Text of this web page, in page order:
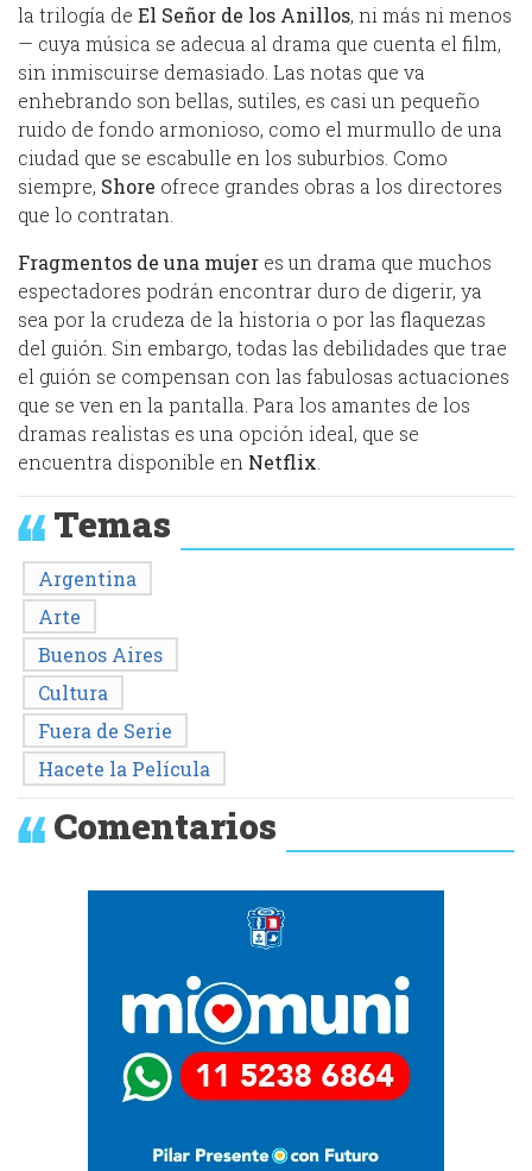
la trilogía de El Señor de los Anillos, ni más ni menos
— cuya música se adecua al drama que cuenta el film,
sin inmiscuirse demasiado. Las notas que va
enhebrando son bellas, sutiles, es casi un pequeño
ruido de fondo armonioso, como el murmullo de una
ciudad que se escabulle en los suburbios. Como
siempre, Shore ofrece grandes obras a los directores
que lo contratan.
Fragmentos de una mujer es un drama que muchos
espectadores podrán encontrar duro de digerir, ya
sea por la crudeza de la historia o por las flaquezas
del guión. Sin embargo, todas las debilidades que trae
el guión se compensan con las fabulosas actuaciones
que se ven en la pantalla. Para los amantes de los
dramas realistas es una opción ideal, que se
encuentra disponible en Netflix
Temas
Argentina
Arte
Buenos Aires
Cultura
Fuera de Serie
Hacete la Película
Comentarios